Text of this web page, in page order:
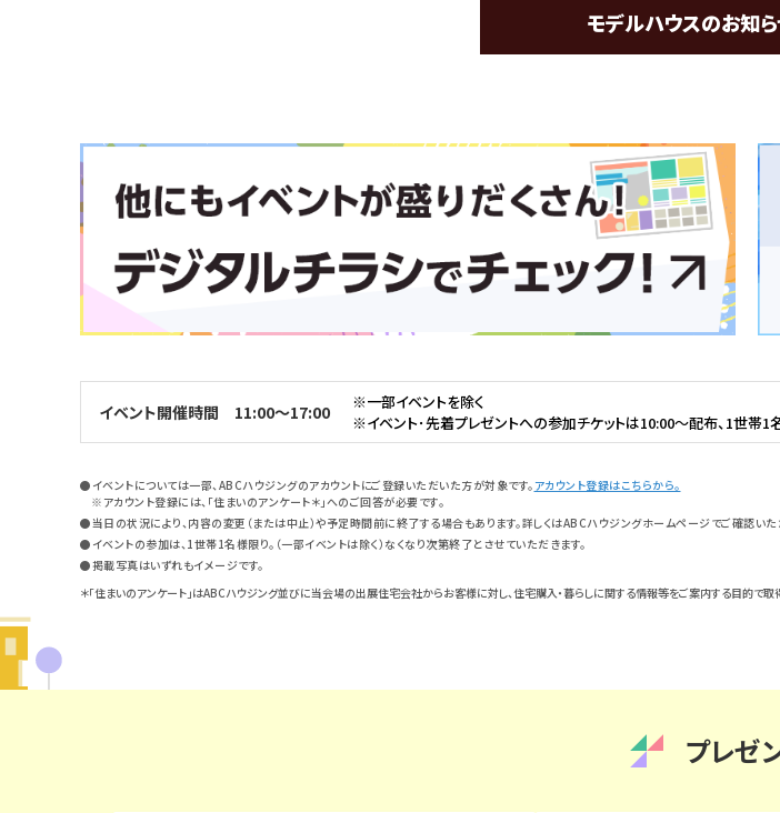
モデルハウスのお知
イベント開催時間 11:00～17:00
※一部イベントを除く
※イベント･先着プレゼントへの参加チケットは10:00～配布、1世帯1名
●イベントについては一部、ABCハウジングのアカウントにご登録いただいた方が対象です。 アカウント登録はこちらから。
※アカウント登録には、「住まいのアンケート＊」へのご回答が必要です。
●当日の状況により、内容の変更（または中止）や予定時間前に終了する場合もあります。詳しくはABCハウジングホームページでご確認いた
●イベントの参加は、1世帯1名様限り。（一部イベントは除く）なくなり次第終了とさせていただきます。
●掲載写真はいずれもイメージです。
＊「住まいのアンケート」はABCハウジング並びに当会場の出展住宅会社からお客様に対し、住宅購入・暮らしに関する情報等をご案内する目的で
プレゼ